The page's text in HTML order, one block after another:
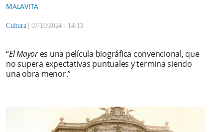
MALAVITA
Cultura | 07/10/2024 - 14:13
“El Mayores una película biográfica convencional, que
no supera expectativas puntuales y termina siendo
una obra menor.”